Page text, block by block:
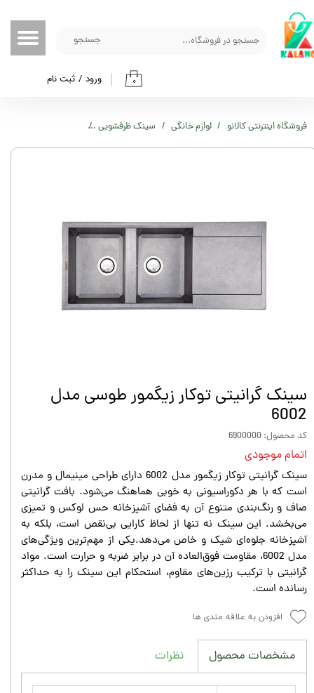
جستجو
۰ ورود / ثبت نام
حساب کاربری من
تغییر گذر واژه
خروج از حساب کاربری
فروشگاه اینترنتی کالانو لوازم خانگی سینک ظرفشویی
سینک گرانیتی توکار زیگمور طوسی مدل
6002
کد محصول: 6900000
اتمام موجودی
سینک گرانیتی توکار زیگمور مدل 6002 دارای طراحی مینیمال و مدرن
است که با هر دکوراسیونی به خوبی هماهنگ می‌شود. بافت گرانیتی
صاف و رنگ‌بندی متنوع آن به فضای آشپزخانه حس لوکس و تمیزی
می‌بخشد. این سینک نه تنها از لحاظ کارایی بی‌نقص است، بلکه به
آشپزخانه جلوه‌ای شیک و خاص می‌دهد.یکی از مهم‌ترین ویژگی‌های
مدل 6002، مقاومت فوق‌العاده آن در برابر ضربه و حرارت است. مواد
گرانیتی با ترکیب رزین‌های مقاوم، استحکام این سینک را به حداکثر
رسانده است.
افزودن به علاقه مندی ها
مشخصات محصول نظرات